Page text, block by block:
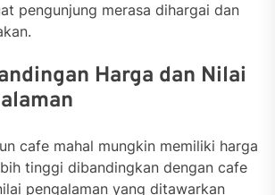
pengunjung merasa dihargai dan
Harga dan Nilai
cafe mahal mungkin memiliki harga
tinggi dibandingkan dengan cafe
pengalaman yang ditawarkan